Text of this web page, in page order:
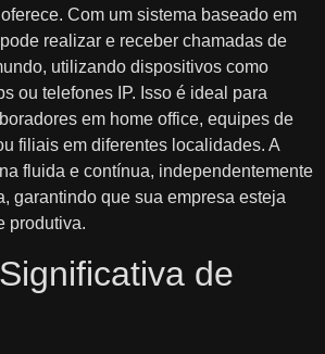
Com um sistema baseado em
realizar e receber chamadas de
utilizando dispositivos como
ou telefones IP. Isso é ideal para
em home office, equipes de
filiais em diferentes localidades. A
fluida e contínua, independentemente
garantindo que sua empresa esteja
produtiva.
de